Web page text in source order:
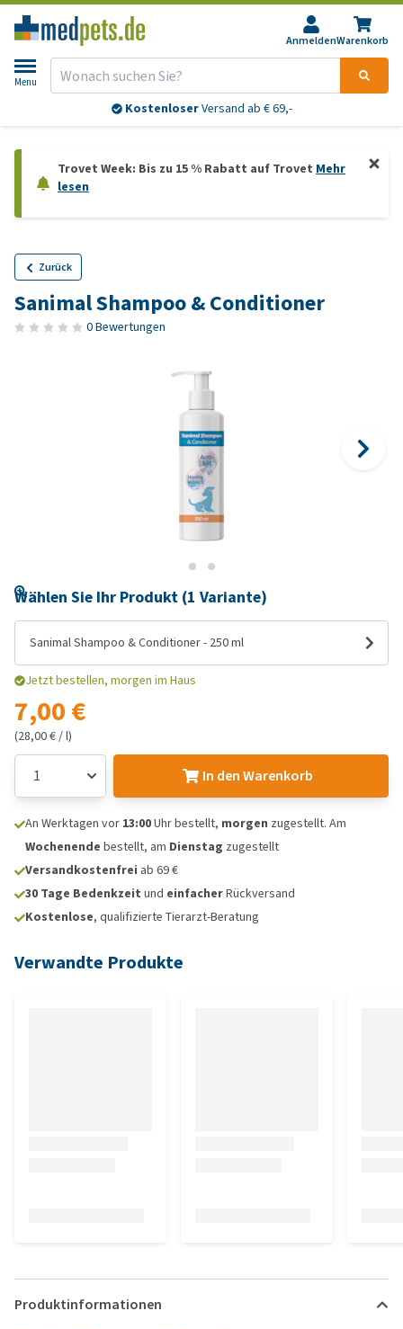
AnmeldenWarenkorb
Menu
KostenloserVersand ab € 69,-
Trovet Week: Bis zu 15 % Rabatt auf Trovet Mehr
lesen
Zurück
Sanimal Shampoo & Conditioner
0 Bewertungen
Wählen Sie Ihr Produkt (1 Variante)
Sanimal Shampoo & Conditioner - 250 ml
Jetzt bestellen, morgen im Haus
7,00 €
(28,00 € / l)
In den Warenkorb
An Werktagen vor 13:00Uhr bestellt, morgen zugestellt. Am
Wochenende bestellt, am Dienstag zugestellt
Versandkostenfrei ab 69 €
30 Tage Bedenkzeit und einfacherRückversand
Kostenlose, qualifizierte Tierarzt-Beratung
Verwandte Produkte
Produktinformationen